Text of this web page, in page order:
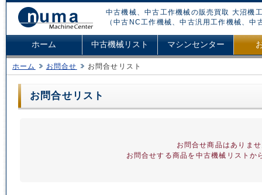
中古機械、中古工作機械の販売買取 大沼機
（中古NC工作機械、中古汎用工作機械、
ホーム 中古機械リスト マシンセンター
ホーム お問合せ お問合せリスト
お問合せリスト
お問合せ商品はありま
お問合せする商品を中古機械リストか